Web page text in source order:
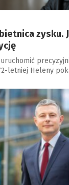
zysku.
letniej Heleny